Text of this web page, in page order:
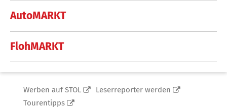
AutoMARKT
FlohMARKT
Werben auf STOL
Leserreporter werden
Tourentipps